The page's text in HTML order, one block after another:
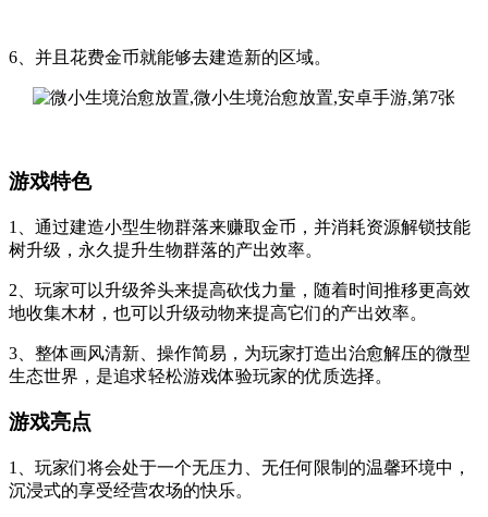
6、并且花费金币就能够去建造新的区域。
游戏特色
1、通过建造小型生物群落来赚取金币，并消耗资源解锁技能
树升级，永久提升生物群落的产出效率。
2、玩家可以升级斧头来提高砍伐力量，随着时间推移更高效
地收集木材，也可以升级动物来提高它们的产出效率。
3、整体画风清新、操作简易，为玩家打造出治愈解压的微型
生态世界，是追求轻松游戏体验玩家的优质选择。
游戏亮点
1、玩家们将会处于一个无压力、无任何限制的温馨环境中，
沉浸式的享受经营农场的快乐。